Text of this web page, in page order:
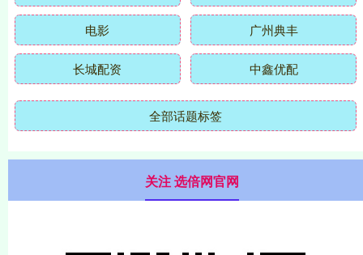
电影 广州典丰
长城配资 中鑫优配
全部话题标签
关注 选倍网官网